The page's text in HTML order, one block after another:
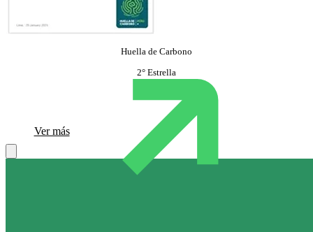
Huella de Carbono
2° Estrella
Ver más